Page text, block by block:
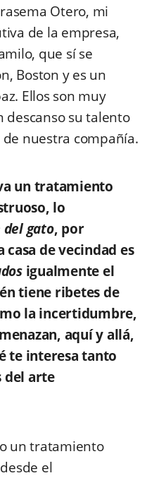
Otero, mi
de la empresa,
que sí se
Boston y es un
Ellos son muy
su talento
nuestra compañía.
un tratamiento
lo
gato, por
de vecindad es
igualmente el
tiene ribetes de
la incertidumbre,
aquí y allá,
te interesa tanto
del arte
un tratamiento
el